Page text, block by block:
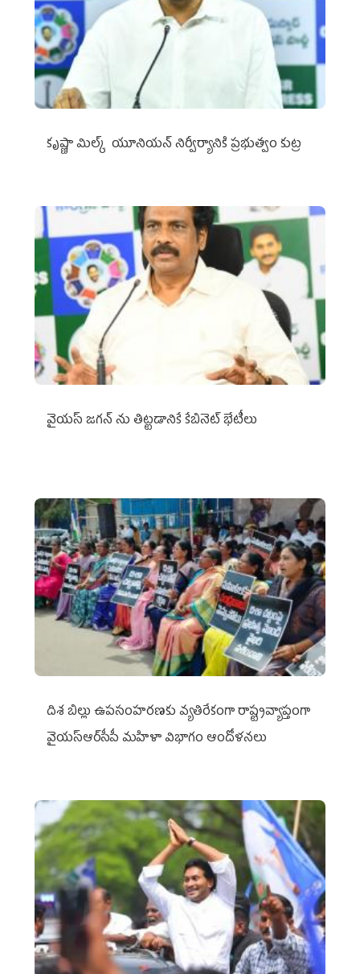
కృష్ణా మిల్క్‌ యూనియన్‌ నిర్వీర్యానికి ప్రభుత్వం కుట్ర
వైయ‌స్ జగన్‌ ను తిట్టడానికే కేబినెట్‌ భేటీలు
దిశ బిల్లు ఉపసంహరణకు వ్యతిరేకంగా రాష్ట్రవ్యాప్తంగా
వైయ‌స్ఆర్‌సీపీ మహిళా విభాగం ఆందోళనలు